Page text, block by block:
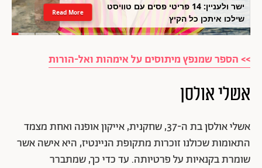
ישר ולעניין: 14 פריטי פסים עם טוויסט
שילכו איתכן כל הקיץ
Read More
>> הספר שמנפץ מיתוסים על אימהות ואל-הורות
אשלי אולסן
אשלי אולסן בת ה-37, שחקנית, אייקון אופנה ואחת מצמד
התאומות שכולנו זוכרות מתקופת הניינטיז, היא אישה אשר
שומרת בקנאיות על פרטיותה. עד כדי כך, שמתברר